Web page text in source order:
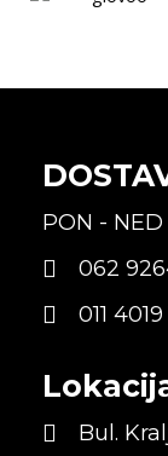
PON -
062
011 4019
Bul.